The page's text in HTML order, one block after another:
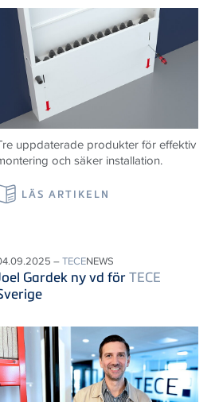
uppdaterade produkter för effektiv
och säker installation.
LÄS ARTIKELN
–TECENEWS
Gardek ny vd förTECE